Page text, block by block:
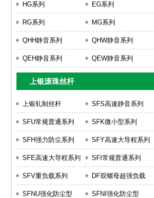
HG系列 EG系列
RG系列 MG系列
QHH静音系列 QHW静音系列
QEH静音系列 QEW静音系列
上银滚珠丝杆
上银轧制丝杆 SFS高速静音系列
SFU常规普通系列 SFK微小型系列
SFH强力防尘系列 SFY高速大导程系列
SFE高速大导程系列 SFI常规普通系列
SFV重负载系列 DF双螺母超强负载
SFNU强化防尘型 SFNI强化防尘型